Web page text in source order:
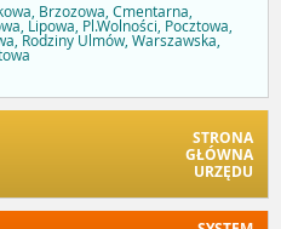
Brzozowa, Cmentarna,
Lipowa, Pl.Wolności, Pocztowa,
Rodziny Ulmów, Warszawska,
STRONA
GŁÓWNA
URZĘDU